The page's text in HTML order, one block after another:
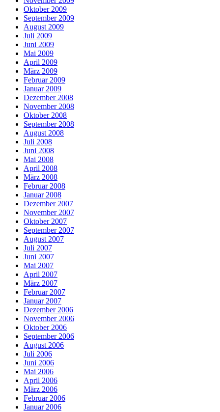
Oktober 2009
September 2009
August 2009
Juli 2009
Juni 2009
Mai 2009
April 2009
März 2009
Februar 2009
Januar 2009
Dezember 2008
November 2008
Oktober 2008
September 2008
August 2008
Juli 2008
Juni 2008
Mai 2008
April 2008
März 2008
Februar 2008
Januar 2008
Dezember 2007
November 2007
Oktober 2007
September 2007
August 2007
Juli 2007
Juni 2007
Mai 2007
April 2007
März 2007
Februar 2007
Januar 2007
Dezember 2006
November 2006
Oktober 2006
September 2006
August 2006
Juli 2006
Juni 2006
Mai 2006
April 2006
März 2006
Februar 2006
Januar 2006